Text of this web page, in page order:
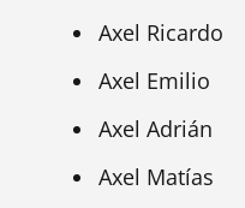
Axel Ricardo
Axel Emilio
Axel Adrián
Axel Matías